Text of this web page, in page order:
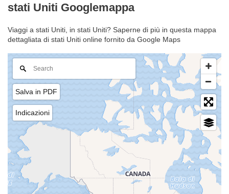
stati Uniti Googlemappa
Viaggi a stati Uniti, in stati Uniti? Saperne di più in questa mappa
dettagliata di stati Uniti online fornito da Google Maps
Salva in PDF
Indicazioni